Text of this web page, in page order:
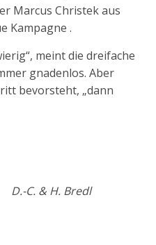
Marcus Christek aus
Kampagne .
meint die dreifache
gnadenlos. Aber
bevorsteht, „dann
D.-C. & H. Bredl